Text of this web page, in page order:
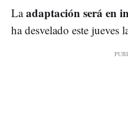
Laadaptación será en
ha desvelado este jueves